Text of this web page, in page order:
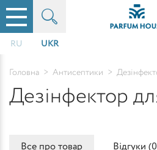
RU UKR
Головна > Антисептики >
Дезінфектор
Все про товар Відгуки (0